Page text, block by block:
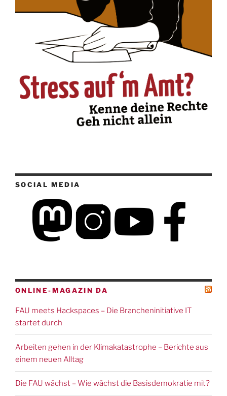
SOCIAL MEDIA
ONLINE-MAGAZIN DA
FAU meets Hackspaces – Die Brancheninitiative IT
startet durch
Arbeiten gehen in der Klimakatastrophe – Berichte aus
einem neuen Alltag
Die FAU wächst – Wie wächst die Basisdemokratie mit?